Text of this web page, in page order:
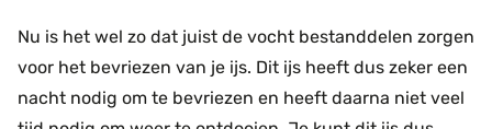
Nu is het wel zo dat juist de vocht bestanddelen zorgen
voor het bevriezen van je ijs. Dit ijs heeft dus zeker een
nacht nodig om te bevriezen en heeft daarna niet veel